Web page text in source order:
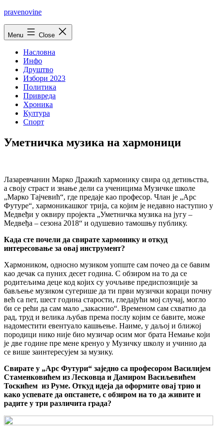
Skip
pravenovine
Menu Close
Насловна
Инфо
Друштво
Избори 2023
Политика
Привреда
Хроника
Култура
Спорт
Уметничка музика на хармоници
Лазаревчанин Марко Дражић хармонику свира од детињства,
а своју страст и знање дели са ученицима Музичке школе
„Марко Тајчевић“, где предаје као професор. Члан је „Арс
Футуре“, хармоникашког трија, са којим је недавно наступио у
Медвеђи у оквиру пројекта „Уметничка музика на југу –
Медвеђа – сезона 2018“ и одушевио тамошњу публику.
Када сте почели да свирате хармонику и откуд
интересовање за овај инструмент?
Хармоником, односно музиком уопште сам почео да се бавим
као дечак са пуних десет година. С обзиром на то да се
родитељима деце код којих су уочљиве предиспозиције за
бављење музиком сугерише да ти први музички кораци почну
већ са пет, шест година старости, гледајући мој случај, могло
би се рећи да сам мало „закаснио“. Временом сам схватио да
рад, труд и велика љубав према послу којим се бавите, може
надоместити евентуало кашњење. Наиме, у даљој и ближој
породици нико није био музичар осим мог брата Немање који
је две године пре мене кренуо у Музичку школу и учинио да
се више заинтересујем за музику.
Свирате у „Арс Футури“ заједно са професором Василијем
Стаменковићем из Лесковца и Дамиром Васиљевићем
Тоскићем из Руме. Откуд идеја да оформите овај трио и
како успевате да опстанете, с обзиром на то да живите и
радите у три различита града?